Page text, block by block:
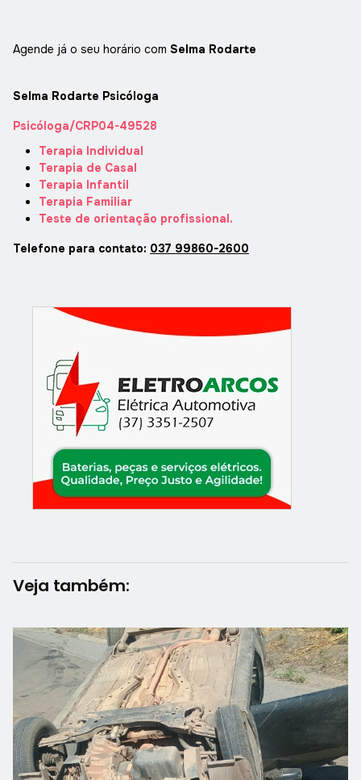
Agende já o seu horário com Selma Rodarte
Selma Rodarte Psicóloga
Psicóloga/CRP04-49528
Terapia Individual
Terapia de Casal
Terapia Infantil
Terapia Familiar
Teste de orientação profissional.
Telefone para contato: 037 99860-2600
Veja também: